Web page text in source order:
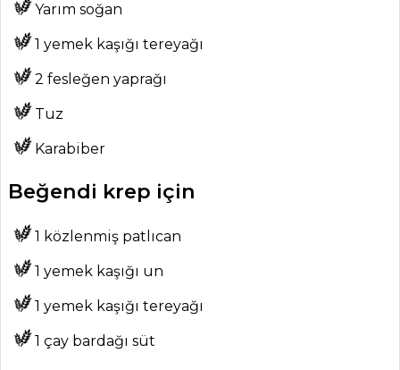
Tarifleri
HAMUR İŞLERI
Tartolet Tarifi, Nasıl
Kabaklı ve
Böreği Tarifi, Nasıl
Yapılır?
Kütahya Kulak
Mantısı Tarifi, Nasıl
Yarım soğan
1 yemek kaşığı tereyağı
2 fesleğen yaprağı
Tuz
Karabiber
Beğendi krep için
1 közlenmiş patlıcan
1 yemek kaşığı un
1 yemek kaşığı tereyağı
1 çay bardağı süt